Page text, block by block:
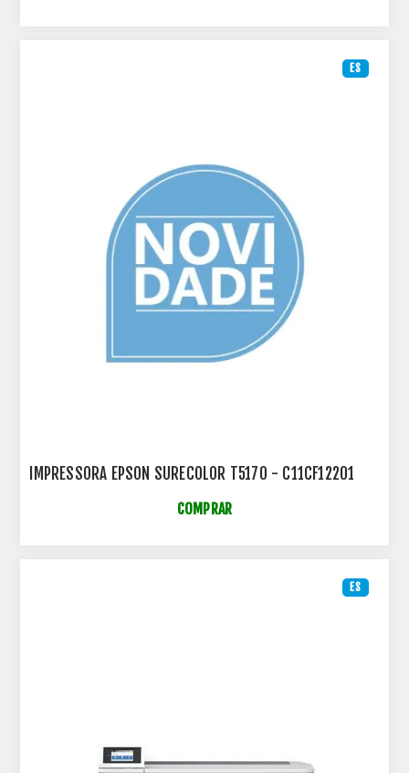
ES
IMPRESSORA EPSON SURECOLOR T5170 - C11CF12201
COMPRAR
ES